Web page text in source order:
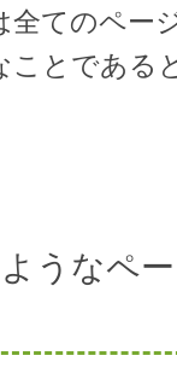
てのペー
ことである
うなペ